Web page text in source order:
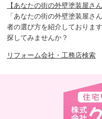
【あなたの街の外壁塗装屋さ
「あなたの街の外壁塗装屋さ
者の選び方を紹介しておりま
探してみませんか？
リフォーム会社・工務店検索